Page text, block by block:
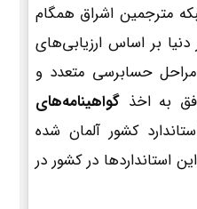
مترجمین اشراق همگام
بر اساس ارزیابی‌های
حسابرسی متعدد و
به اخذ گواهینامه‌های
کشور آلمان شده
استانداردها در کشور در